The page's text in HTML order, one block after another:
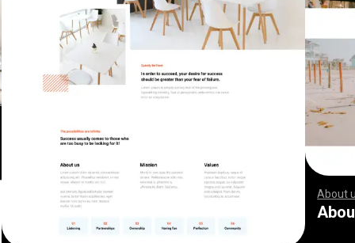
About
,,,,,,,,
,,,,,,,,
,,,,,,,,
,,,,,,,,
,,,,,,,,
,,,,,,,,
,,,,,,,,
,,,,,,,,
,,